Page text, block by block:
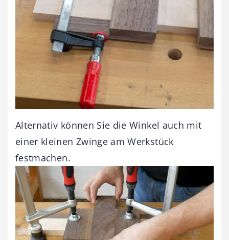
Alternativ können Sie die Winkel auch mit
einer kleinen Zwinge am Werkstück
festmachen.